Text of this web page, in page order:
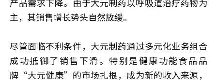
主，其销售增长势头自然放缓。
尽管面临不利条件，大元制药通过多元化业务组合
成功抵御了销售下滑。特别是健康功能食品品
牌“大元健康”的市场扎根，成为新的收入来源，